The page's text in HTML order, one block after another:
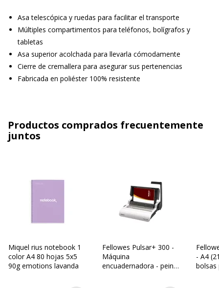
Asa telescópica y ruedas para facilitar el transporte
Múltiples compartimentos para teléfonos, bolígrafos y
tabletas
Asa superior acolchada para llevarla cómodamente
Cierre de cremallera para asegurar sus pertenencias
Fabricada en poliéster 100% resistente
Productos comprados frecuentemente
juntos
Miquel rius notebook 1
color A4 80 hojas 5x5
90g emotions lavanda
Fellowes Pulsar+ 300 -
Máquina
encuadernadora - peine
- A4
bolsas